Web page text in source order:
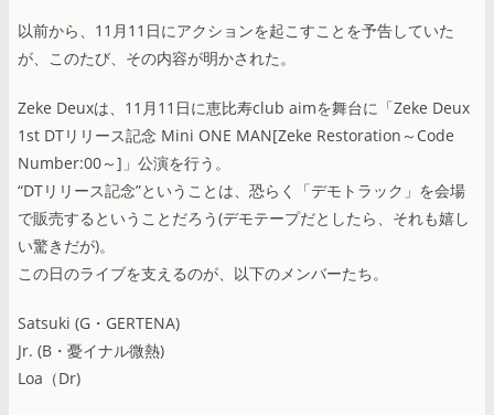
以前から、11月11日にアクションを起こすことを予告していた
が、このたび、その内容が明かされた。
Zeke Deuxは、11月11日に恵比寿club aimを舞台に「Zeke Deux
1st DTリリース記念 Mini ONE MAN[Zeke Restoration～Code
Number:00～]」公演を行う。
“DTリリース記念”ということは、恐らく「デモトラック」を会場
で販売するということだろう(デモテープだとしたら、それも嬉し
い驚きだが)。
この日のライブを支えるのが、以下のメンバーたち。
Satsuki (G・GERTENA)
Jr. (B・憂イナル微熱)
Loa（Dr)